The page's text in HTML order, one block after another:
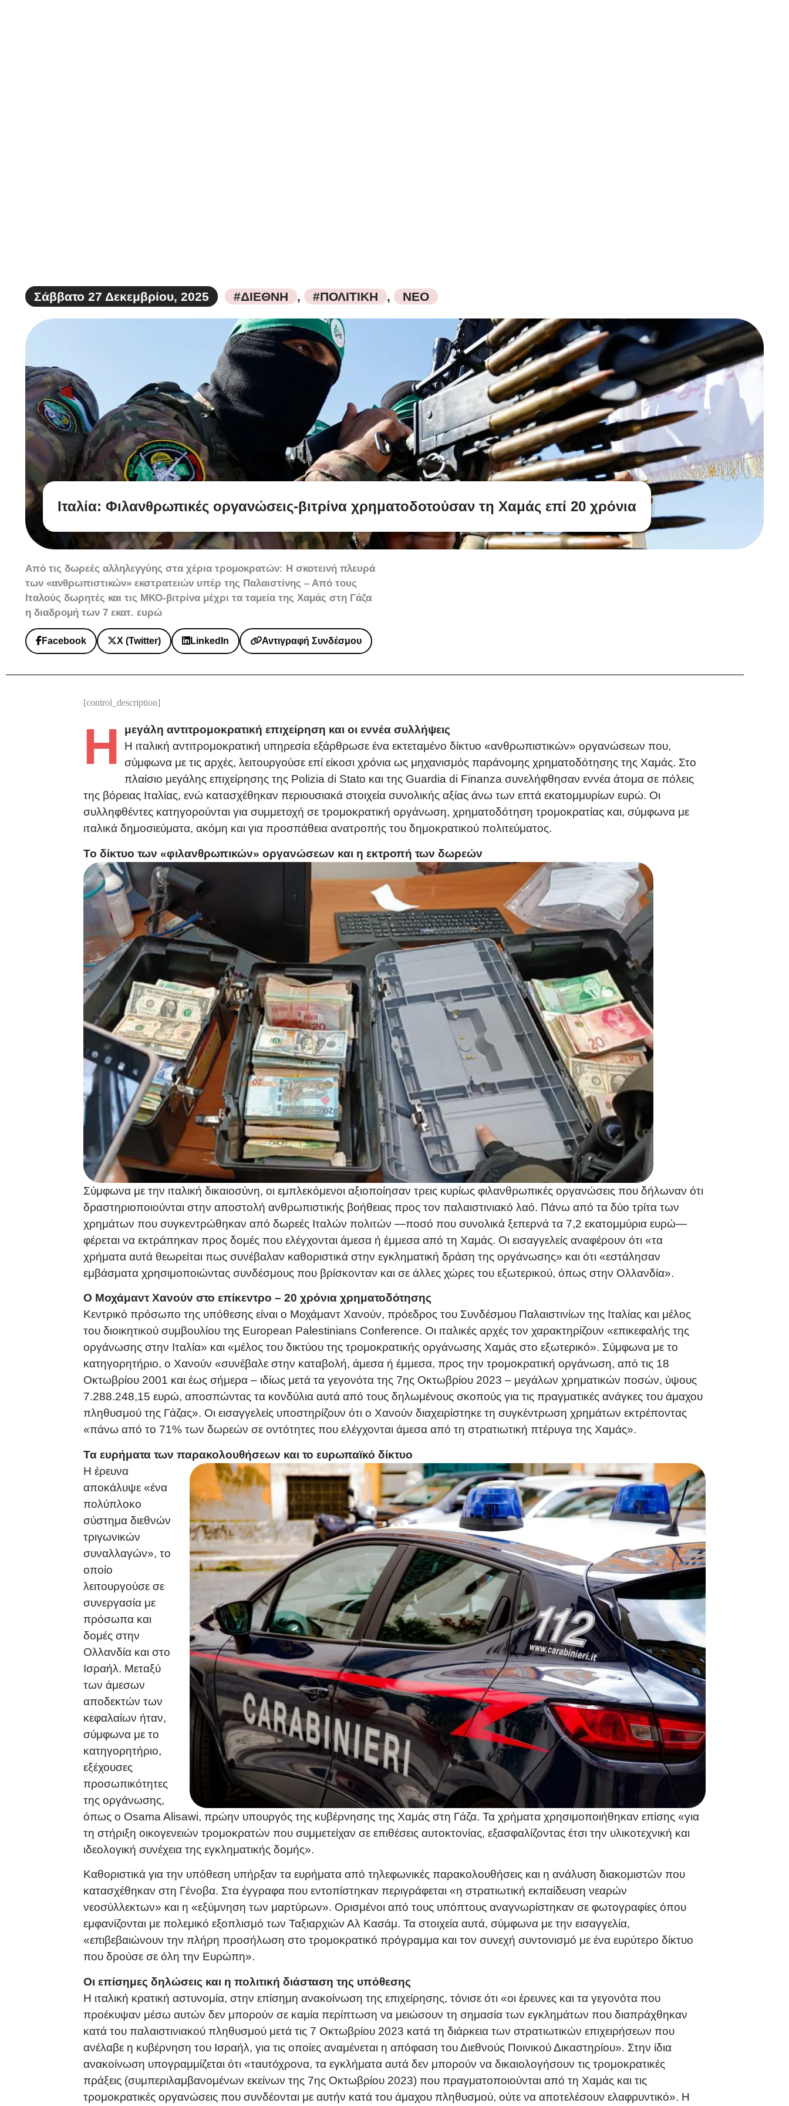
Σάββατο 27 Δεκεμβρίου, 2025 #ΔΙΕΘΝΗ , #ΠΟΛΙΤΙΚΗ , ΝΕΟ
Ιταλία: Φιλανθρωπικές οργανώσεις-βιτρίνα χρηματοδοτούσαν τη Χαμάς επί 20 χρόνια
Από τις δωρεές αλληλεγγύης στα χέρια τρομοκρατών: Η σκοτεινή πλευρά
των «ανθρωπιστικών» εκστρατειών υπέρ της Παλαιστίνης – Από τους
Ιταλούς δωρητές και τις ΜΚΟ‑βιτρίνα μέχρι τα ταμεία της Χαμάς στη Γάζα
η διαδρομή των 7 εκατ. ευρώ
Facebook X (Twitter) LinkedIn Αντιγραφή Συνδέσμου
[control_description]
Η
μεγάλη αντιτρομοκρατική επιχείρηση και οι εννέα συλλήψεις
Η ιταλική αντιτρομοκρατική υπηρεσία εξάρθρωσε ένα εκτεταμένο δίκτυο «ανθρωπιστικών» οργανώσεων που,
σύμφωνα με τις αρχές, λειτουργούσε επί είκοσι χρόνια ως μηχανισμός παράνομης χρηματοδότησης της Χαμάς. Στο
πλαίσιο μεγάλης επιχείρησης της Polizia di Stato και της Guardia di Finanza συνελήφθησαν εννέα άτομα σε πόλεις
της βόρειας Ιταλίας, ενώ κατασχέθηκαν περιουσιακά στοιχεία συνολικής αξίας άνω των επτά εκατομμυρίων ευρώ. Οι
συλληφθέντες κατηγορούνται για συμμετοχή σε τρομοκρατική οργάνωση, χρηματοδότηση τρομοκρατίας και, σύμφωνα με
ιταλικά δημοσιεύματα, ακόμη και για προσπάθεια ανατροπής του δημοκρατικού πολιτεύματος.
Το δίκτυο των «φιλανθρωπικών» οργανώσεων και η εκτροπή των δωρεών
Σύμφωνα με την ιταλική δικαιοσύνη, οι εμπλεκόμενοι αξιοποίησαν τρεις κυρίως φιλανθρωπικές οργανώσεις που δήλωναν ότι
δραστηριοποιούνται στην αποστολή ανθρωπιστικής βοήθειας προς τον παλαιστινιακό λαό. Πάνω από τα δύο τρίτα των
χρημάτων που συγκεντρώθηκαν από δωρεές Ιταλών πολιτών —ποσό που συνολικά ξεπερνά τα 7,2 εκατομμύρια ευρώ—
φέρεται να εκτράπηκαν προς δομές που ελέγχονται άμεσα ή έμμεσα από τη Χαμάς. Οι εισαγγελείς αναφέρουν ότι «τα
χρήματα αυτά θεωρείται πως συνέβαλαν καθοριστικά στην εγκληματική δράση της οργάνωσης» και ότι «εστάλησαν
εμβάσματα χρησιμοποιώντας συνδέσμους που βρίσκονταν και σε άλλες χώρες του εξωτερικού, όπως στην Ολλανδία».
Ο Μοχάμαντ Χανούν στο επίκεντρο – 20 χρόνια χρηματοδότησης
Κεντρικό πρόσωπο της υπόθεσης είναι ο Μοχάμαντ Χανούν, πρόεδρος του Συνδέσμου Παλαιστινίων της Ιταλίας και μέλος
του διοικητικού συμβουλίου της European Palestinians Conference. Οι ιταλικές αρχές τον χαρακτηρίζουν «επικεφαλής της
οργάνωσης στην Ιταλία» και «μέλος του δικτύου της τρομοκρατικής οργάνωσης Χαμάς στο εξωτερικό». Σύμφωνα με το
κατηγορητήριο, ο Χανούν «συνέβαλε στην καταβολή, άμεσα ή έμμεσα, προς την τρομοκρατική οργάνωση, από τις 18
Οκτωβρίου 2001 και έως σήμερα – ιδίως μετά τα γεγονότα της 7ης Οκτωβρίου 2023 – μεγάλων χρηματικών ποσών, ύψους
7.288.248,15 ευρώ, αποσπώντας τα κονδύλια αυτά από τους δηλωμένους σκοπούς για τις πραγματικές ανάγκες του άμαχου
πληθυσμού της Γάζας». Οι εισαγγελείς υποστηρίζουν ότι ο Χανούν διαχειρίστηκε τη συγκέντρωση χρημάτων εκτρέποντας
«πάνω από το 71% των δωρεών σε οντότητες που ελέγχονται άμεσα από τη στρατιωτική πτέρυγα της Χαμάς».
Τα ευρήματα των παρακολουθήσεων και το ευρωπαϊκό δίκτυο
Η έρευνα
αποκάλυψε «ένα
πολύπλοκο
σύστημα διεθνών
τριγωνικών
συναλλαγών», το
οποίο
λειτουργούσε σε
συνεργασία με
πρόσωπα και
δομές στην
Ολλανδία και στο
Ισραήλ. Μεταξύ
των άμεσων
αποδεκτών των
κεφαλαίων ήταν,
σύμφωνα με το
κατηγορητήριο,
εξέχουσες
προσωπικότητες
της οργάνωσης,
όπως ο Osama Alisawi, πρώην υπουργός της κυβέρνησης της Χαμάς στη Γάζα. Τα χρήματα χρησιμοποιήθηκαν επίσης «για
τη στήριξη οικογενειών τρομοκρατών που συμμετείχαν σε επιθέσεις αυτοκτονίας, εξασφαλίζοντας έτσι την υλικοτεχνική και
ιδεολογική συνέχεια της εγκληματικής δομής».
Καθοριστικά για την υπόθεση υπήρξαν τα ευρήματα από τηλεφωνικές παρακολουθήσεις και η ανάλυση διακομιστών που
κατασχέθηκαν στη Γένοβα. Στα έγγραφα που εντοπίστηκαν περιγράφεται «η στρατιωτική εκπαίδευση νεαρών
νεοσύλλεκτων» και η «εξύμνηση των μαρτύρων». Ορισμένοι από τους υπόπτους αναγνωρίστηκαν σε φωτογραφίες όπου
εμφανίζονται με πολεμικό εξοπλισμό των Ταξιαρχιών Αλ Κασάμ. Τα στοιχεία αυτά, σύμφωνα με την εισαγγελία,
«επιβεβαιώνουν την πλήρη προσήλωση στο τρομοκρατικό πρόγραμμα και τον συνεχή συντονισμό με ένα ευρύτερο δίκτυο
που δρούσε σε όλη την Ευρώπη».
Οι επίσημες δηλώσεις και η πολιτική διάσταση της υπόθεσης
Η ιταλική κρατική αστυνομία, στην επίσημη ανακοίνωση της επιχείρησης, τόνισε ότι «οι έρευνες και τα γεγονότα που
προέκυψαν μέσω αυτών δεν μπορούν σε καμία περίπτωση να μειώσουν τη σημασία των εγκλημάτων που διαπράχθηκαν
κατά του παλαιστινιακού πληθυσμού μετά τις 7 Οκτωβρίου 2023 κατά τη διάρκεια των στρατιωτικών επιχειρήσεων που
ανέλαβε η κυβέρνηση του Ισραήλ, για τις οποίες αναμένεται η απόφαση του Διεθνούς Ποινικού Δικαστηρίου». Στην ίδια
ανακοίνωση υπογραμμίζεται ότι «ταυτόχρονα, τα εγκλήματα αυτά δεν μπορούν να δικαιολογήσουν τις τρομοκρατικές
πράξεις (συμπεριλαμβανομένων εκείνων της 7ης Οκτωβρίου 2023) που πραγματοποιούνται από τη Χαμάς και τις
τρομοκρατικές οργανώσεις που συνδέονται με αυτήν κατά του άμαχου πληθυσμού, ούτε να αποτελέσουν ελαφρυντικό». Η